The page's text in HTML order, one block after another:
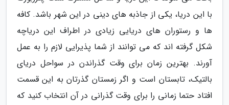
با این دریا، یکی از جاذبه های دینی در این شهر باشد. کافه
ها و رستوران های دریایی زیادی در اطراف این دریاچه
شکل گرفته اند که می توانند از شما پذیرایی لازم را به عمل
آورند. بهترین زمان برای وقت گذراندن در سواحل دریای
بالتیک، تابستان است و اگر زمستان گذرتان به این قسمت
افتاد حتما زمانی را برای وقت گذرانی در آن انتخاب کنید که